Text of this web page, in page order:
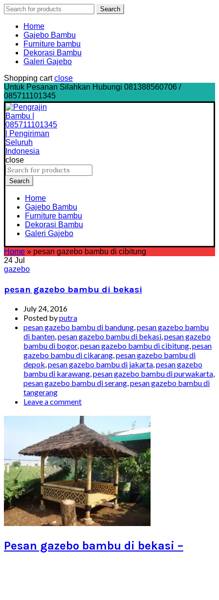
Search
for:
Search
Home
Gajebo Bambu
Furniture bambu
Dekorasi Bambu
Galeri Gajebo
Shopping cart close
Untuk Pesanan Silahkan Hubungi 081388560706 /
085711101345
close
Search
for:
Search
Home
Gajebo Bambu
Furniture bambu
Dekorasi Bambu
Galeri Gajebo
Home » pesan gazebo bambu di cibitung
24 Jul
gazebo
pesan gazebo bambu di bekasi
July 24, 2016
Posted byputra
pesan gazebo bambu di bandung,pesan gazebo bambu
di banten,pesan gazebo bambu di bekasi,pesan gazebo
bambu di bogor,pesan gazebo bambu di cibitung,pesan
gazebo bambu di cikarang,pesan gazebo bambu di
depok,pesan gazebo bambu di jakarta,pesan gazebo
bambu di karawang,pesan gazebo bambu di purwakarta,
pesan gazebo bambu di serang,pesan gazebo bambu di
tangerang
Leave a comment
Pesan gazebo bambu di bekasi –